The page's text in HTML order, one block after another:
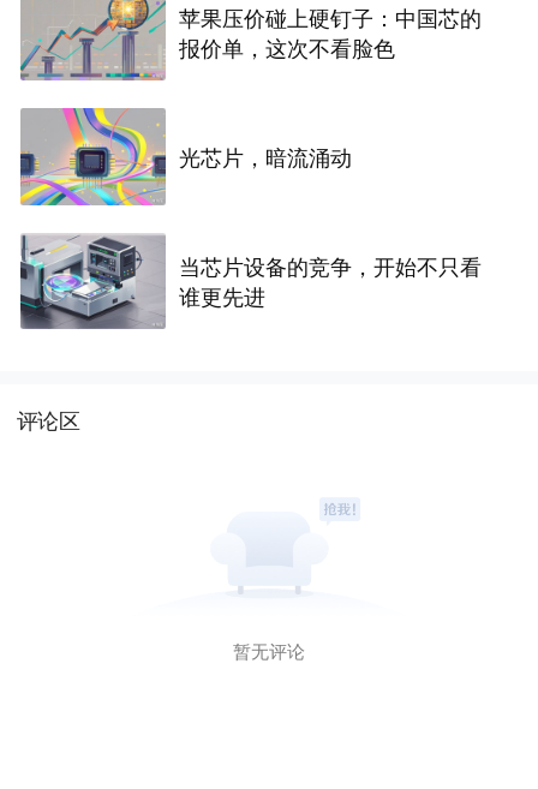
苹果压价碰上硬钉子：中国芯的
报价单，这次不看脸色
光芯片，暗流涌动
当芯片设备的竞争，开始不只看
谁更先进
评论区
暂无评论